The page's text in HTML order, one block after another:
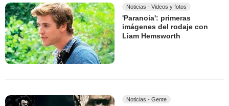
Noticias - Videos y fotos
'Paranoia': primeras
imágenes del rodaje con
Liam Hemsworth
Noticias - Gente